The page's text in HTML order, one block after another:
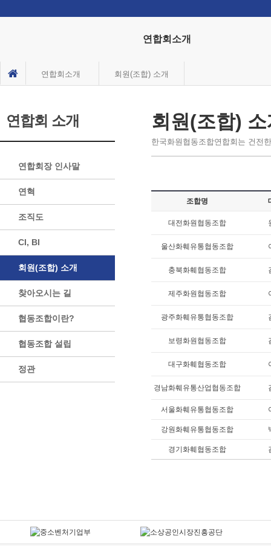
연합회소개
연합회소개 회원(조합) 소개
연합회 소개
연합회장 인사말
연혁
조직도
CI, BI
회원(조합) 소개
찾아오시는 길
협동조합이란?
협동조합 설립
정관
회원(조합)
한국화원협동조합연합회는 건전
조합명
대전화원협동조합
울산화훼유통협동조합
충북화훼협동조합
제주화원협동조합
광주화훼유통협동조합
보령화원협동조합
대구화훼협동조합
경남화훼유통산업협동조합
서울화훼유통협동조합
강원화훼유통협동조합
경기화훼협동조합